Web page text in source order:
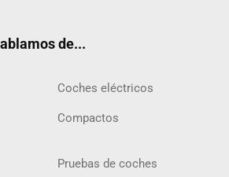
de...
Coches eléctricos
Compactos
Pruebas de coches